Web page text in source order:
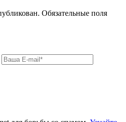
Обязательные поля